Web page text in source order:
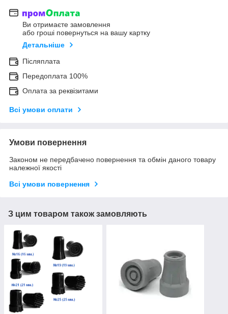
Ви отримаєте замовлення
або гроші повернуться на вашу картку
Детальніше
Післяплата
Передоплата 100%
Оплата за реквізитами
Всі умови оплати
Умови повернення
Законом не передбачено повернення та обмін даного товару
належної якості
Всі умови повернення
З цим товаром також замовляють